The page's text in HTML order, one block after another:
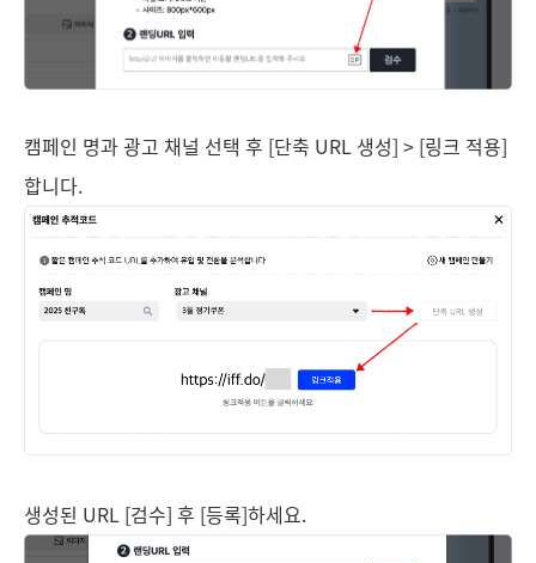
캠페인 명과 광고 채널 선택 후 [단축 URL 생성] > [링크 적용]
합니다.
생성된 URL [검수] 후 [등록]하세요.